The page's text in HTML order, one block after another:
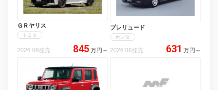
ＧＲヤリス
トヨタ
2026.08発売 845 万円 ～
プレリュード
ホンダ
2026.08発売 631 万円 ～